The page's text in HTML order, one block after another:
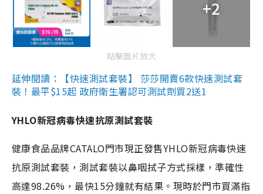
+2
點擊圖片放大
延伸閱讀：【快速測試套裝】 莎莎開賣6款快速測試套
裝！最平$15起 政府衛生署認可測試劑買2送1
YHLO新冠病毒快速抗原測試套裝
健康食品品牌CATALO門市現正發售YHLO新冠病毒快速
抗原測試套裝，測試套裝以鼻咽拭子方式採樣，準確性
高達98.26%，最快15分鐘就有結果。現時於門市買滿指